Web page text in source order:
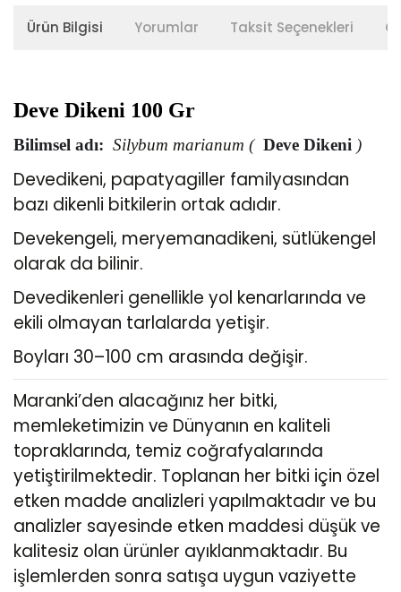
Ürün Bilgisi Yorumlar Taksit Seçenekleri
Deve Dikeni 100 Gr
Bilimsel adı: Silybum marianum ( Deve Dikeni )
Devedikeni, papatyagiller familyasından
bazı dikenli bitkilerin ortak adıdır.
Devekengeli, meryemanadikeni, sütlükengel
olarak da bilinir.
Devedikenleri genellikle yol kenarlarında ve
ekili olmayan tarlalarda yetişir.
Boyları 30–100 cm arasında değişir.
Maranki’den alacağınız her bitki,
memleketimizin ve Dünyanın en kaliteli
topraklarında, temiz coğrafyalarında
yetiştirilmektedir. Toplanan her bitki için özel
etken madde analizleri yapılmaktadır ve bu
analizler sayesinde etken maddesi düşük ve
kalitesiz olan ürünler ayıklanmaktadır. Bu
işlemlerden sonra satışa uygun vaziyette